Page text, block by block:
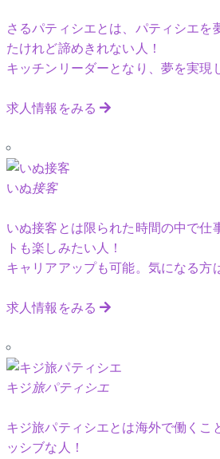
さるパティシエとは、パティシエを
たけれど諦めきれない人！
キッチンリーダーとなり、夢を実現
求人情報をみる
いぬ接客
いぬ接客とは限られた時間の中で仕
トも楽しみたい人！
キャリアアップも可能。気になる方
求人情報をみる
キジ旅パティシエ
キジ旅パティシエとは海外で働くこ
ッシブな人！